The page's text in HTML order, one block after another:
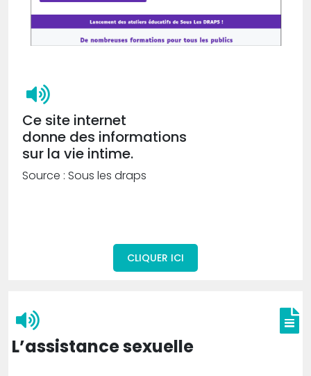
Ce site internet
donne des informations
sur la vie intime.
Source : Sous les draps
CLIQUER ICI
L’assistance sexuelle